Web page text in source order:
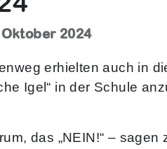
2024
erhielten auch in
Igel“ in der Schule
das „NEIN!“ –